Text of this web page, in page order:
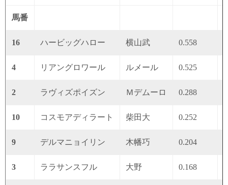
馬番
16 ハービッグハロー 横山武 0.558
4 リアングロワール ルメール 0.525
2 ラヴィズポイズン Ｍデムーロ 0.288
10 コスモアディラート 柴田大 0.252
9 デルマニョイリン 木幡巧 0.204
3 ララサンスフル 大野 0.168